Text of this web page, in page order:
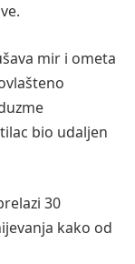
mir i ometa
bio udaljen
30
kako od